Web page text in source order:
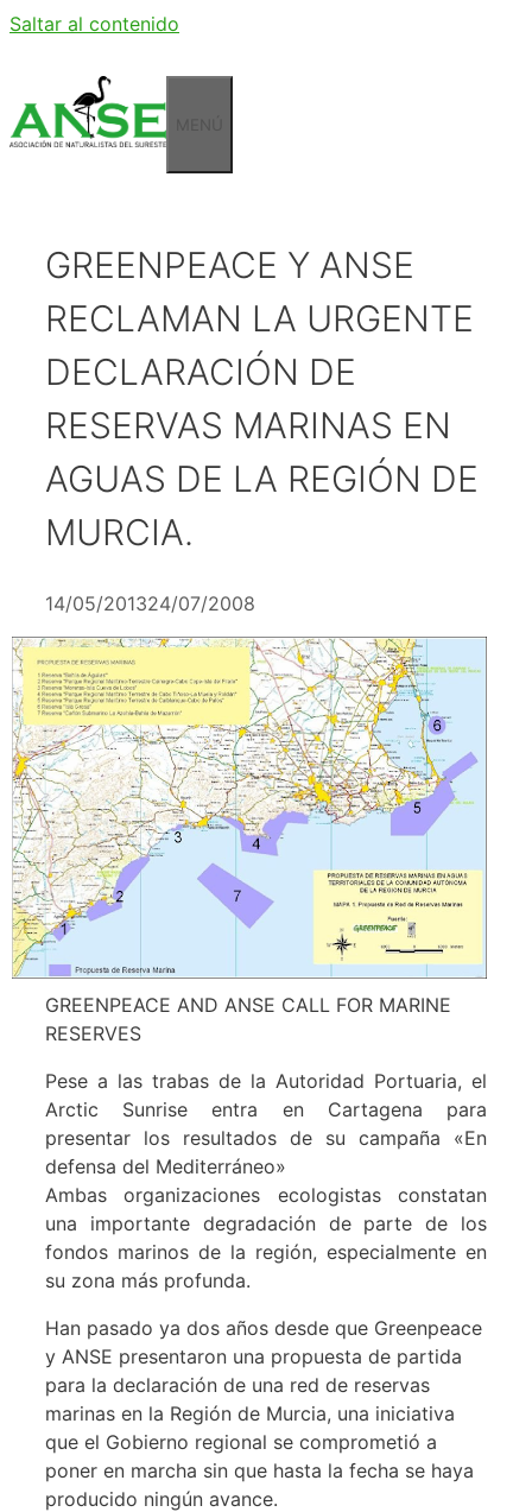
Saltar al contenido
GREENPEACE Y ANSE
RECLAMAN LA URGENTE
DECLARACIÓN DE
RESERVAS MARINAS EN
AGUAS DE LA REGIÓN DE
MURCIA.
14/05/201324/07/2008
GREENPEACE AND ANSE CALL FOR MARINE
RESERVES
Pese a las trabas de la Autoridad Portuaria, el
Arctic Sunrise entra en Cartagena para
presentar los resultados de su campaña «En
defensa del Mediterráneo»
Ambas organizaciones ecologistas constatan
una importante degradación de parte de los
fondos marinos de la región, especialmente en
su zona más profunda.
Han pasado ya dos años desde que Greenpeace
y ANSE presentaron una propuesta de partida
para la declaración de una red de reservas
marinas en la Región de Murcia, una iniciativa
que el Gobierno regional se comprometió a
poner en marcha sin que hasta la fecha se haya
producido ningún avance.